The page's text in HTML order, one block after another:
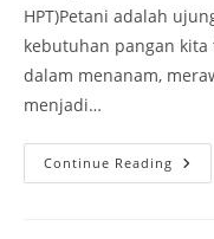
HPT)Petani adalah
kebutuhan pangan
dalam menanam,
menjadi…
Continue Reading